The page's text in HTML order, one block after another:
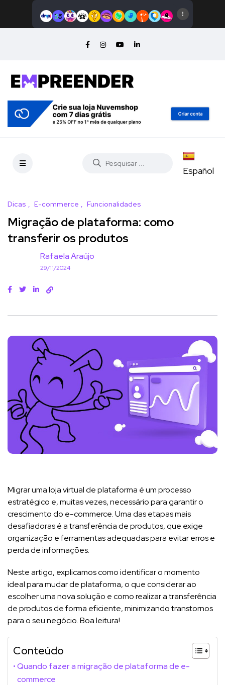
Español
Dicas E-commerce Funcionalidades
Migração de plataforma: como
transferir os produtos
Rafaela Araújo
29/11/2024
Migrar uma loja virtual de plataforma é um processo
estratégico e, muitas vezes, necessário para garantir o
crescimento do e-commerce. Uma das etapas mais
desafiadoras é a transferência de produtos, que exige
organização e ferramentas adequadas para evitar erros e
perda de informações.
Neste artigo, explicamos como identificar o momento
ideal para mudar de plataforma, o que considerar ao
escolher uma nova solução e como realizar a transferência
de produtos de forma eficiente, minimizando transtornos
para o seu negócio. Boa leitura!
Conteúdo
Quando fazer a migração de plataforma de e-
commerce